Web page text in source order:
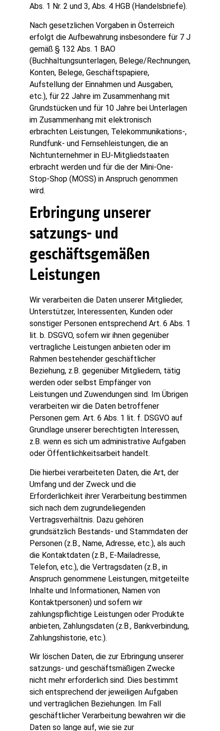
Abs. 1 Nr. 2 und 3, Abs. 4 HGB (Handelsbriefe).
Nach gesetzlichen Vorgaben in Österreich
erfolgt die Aufbewahrung insbesondere für 7 J
gemäß § 132 Abs. 1 BAO
(Buchhaltungsunterlagen, Belege/Rechnungen,
Konten, Belege, Geschäftspapiere,
Aufstellung der Einnahmen und Ausgaben,
etc.), für 22 Jahre im Zusammenhang mit
Grundstücken und für 10 Jahre bei Unterlagen
im Zusammenhang mit elektronisch
erbrachten Leistungen, Telekommunikations-,
Rundfunk- und Fernsehleistungen, die an
Nichtunternehmer in EU-Mitgliedstaaten
erbracht werden und für die der Mini-One-
Stop-Shop (MOSS) in Anspruch genommen
wird.
Erbringung unserer
satzungs- und
geschäftsgemäßen
Leistungen
Wir verarbeiten die Daten unserer Mitglieder,
Unterstützer, Interessenten, Kunden oder
sonstiger Personen entsprechend Art. 6 Abs. 1
lit. b. DSGVO, sofern wir ihnen gegenüber
vertragliche Leistungen anbieten oder im
Rahmen bestehender geschäftlicher
Beziehung, z.B. gegenüber Mitgliedern, tätig
werden oder selbst Empfänger von
Leistungen und Zuwendungen sind. Im Übrigen
verarbeiten wir die Daten betroffener
Personen gem. Art. 6 Abs. 1 lit. f. DSGVO auf
Grundlage unserer berechtigten Interessen,
z.B. wenn es sich um administrative Aufgaben
oder Öffentlichkeitsarbeit handelt.
Die hierbei verarbeiteten Daten, die Art, der
Umfang und der Zweck und die
Erforderlichkeit ihrer Verarbeitung bestimmen
sich nach dem zugrundeliegenden
Vertragsverhältnis. Dazu gehören
grundsätzlich Bestands- und Stammdaten der
Personen (z.B., Name, Adresse, etc.), als auch
die Kontaktdaten (z.B., E-Mailadresse,
Telefon, etc.), die Vertragsdaten (z.B., in
Anspruch genommene Leistungen, mitgeteilte
Inhalte und Informationen, Namen von
Kontaktpersonen) und sofern wir
zahlungspflichtige Leistungen oder Produkte
anbieten, Zahlungsdaten (z.B., Bankverbindung,
Zahlungshistorie, etc.).
Wir löschen Daten, die zur Erbringung unserer
satzungs- und geschäftsmäßigen Zwecke
nicht mehr erforderlich sind. Dies bestimmt
sich entsprechend der jeweiligen Aufgaben
und vertraglichen Beziehungen. Im Fall
geschäftlicher Verarbeitung bewahren wir die
Daten so lange auf, wie sie zur